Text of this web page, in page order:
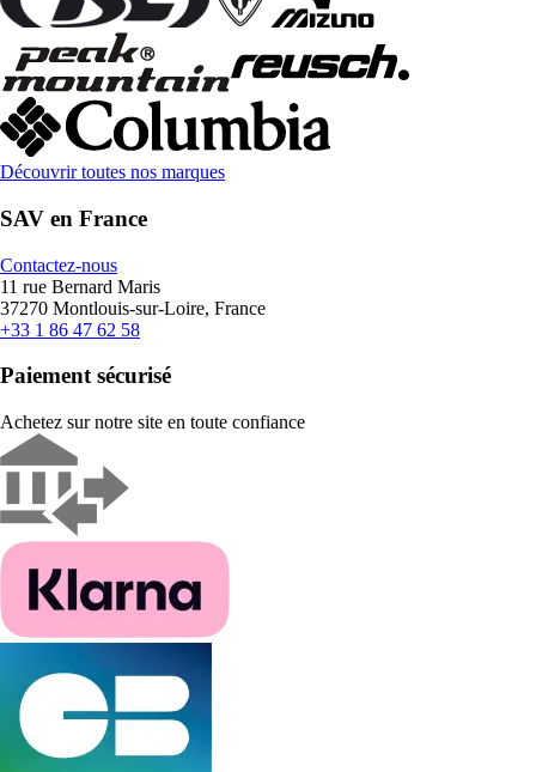
Découvrir toutes nos marques
SAV en France
Contactez-nous
11 rue Bernard Maris
37270 Montlouis-sur-Loire, France
+33 1 86 47 62 58
Paiement sécurisé
Achetez sur notre site en toute confiance